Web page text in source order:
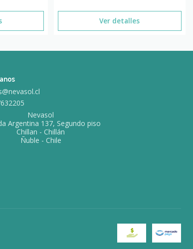
Ver detalles
Nevasol
Argentina 137, Segundo piso
Chillan - Chillán
Ñuble - Chile